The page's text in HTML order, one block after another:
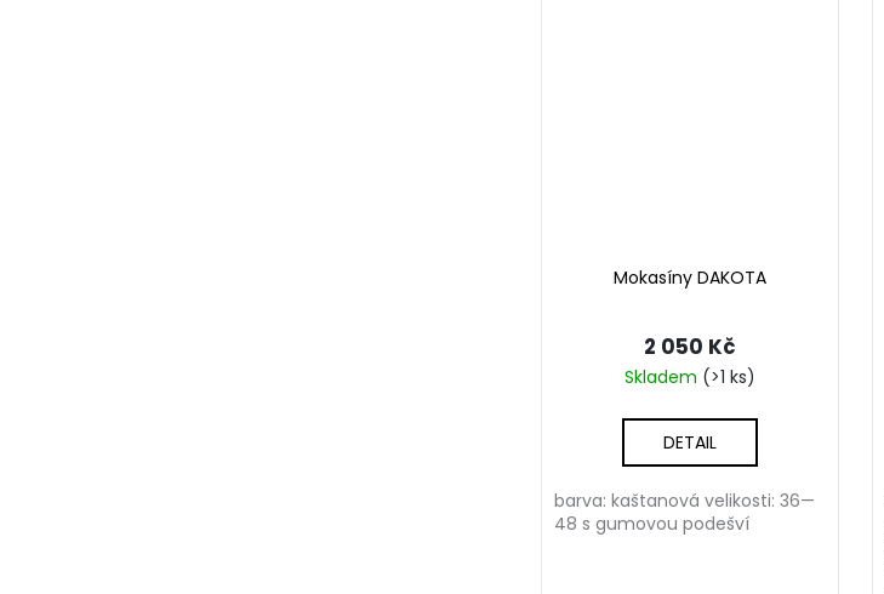
Mokasíny DAKOTA
Skladem (>1 ks)
2 050 Kč
DETAIL
barva: kaštanová velikosti: 36—
48 s gumovou podešví